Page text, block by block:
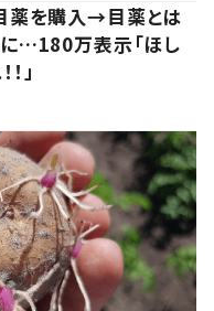
薬を購入→目薬とは
…180万表示「ほし
」